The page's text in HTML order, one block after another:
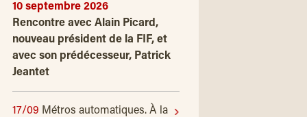
10 septembre 2026
Rencontre avec Alain Picard,
nouveau président de la FIF, et
avec son prédécesseur, Patrick
Jeantet
17/09 Métros automatiques. À la